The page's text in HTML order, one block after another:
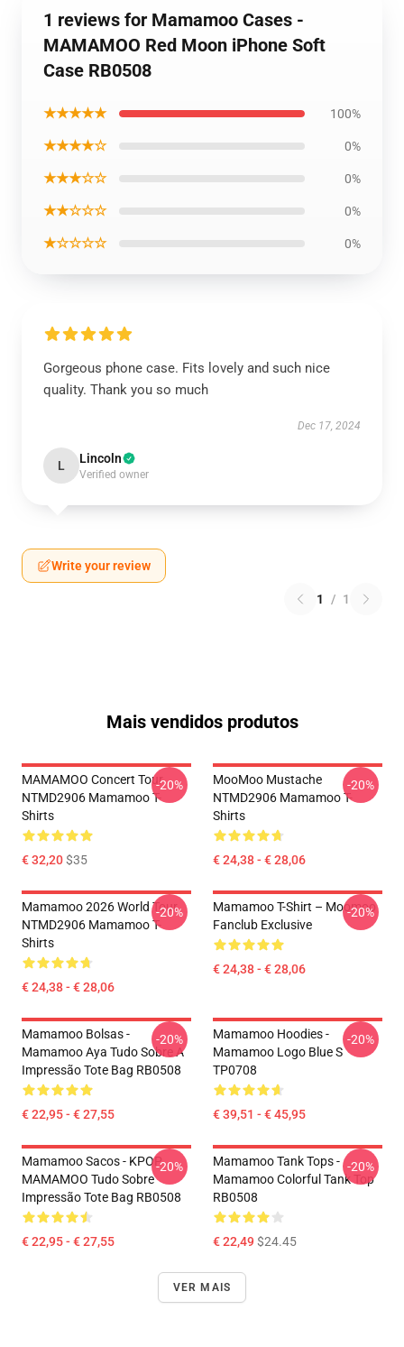
1 reviews for Mamamoo Cases -
MAMAMOO Red Moon iPhone Soft
Case RB0508
★★★★★ 100%
★★★★☆ 0%
★★★☆☆ 0%
★★☆☆☆ 0%
★☆☆☆☆ 0%
Gorgeous phone case. Fits lovely and such nice
quality. Thank you so much
Dec 17, 2024
L Lincoln
Verified owner
Write your review
1 / 1
Mais vendidos produtos
MAMAMOO Concert Tour
NTMD2906 Mamamoo T-
Shirts
€ 32,20$35
-20%
MooMoo Mustache
NTMD2906 Mamamoo T-
Shirts
€ 24,38 - € 28,06
-20%
Mamamoo 2026 World Tour
NTMD2906 Mamamoo T-
Shirts
€ 24,38 - € 28,06
-20%
Mamamoo T-Shirt – Moomoo
Fanclub Exclusive
€ 24,38 - € 28,06
-20%
Mamamoo Bolsas -
Mamamoo Aya Tudo Sobre A
Impressão Tote Bag RB0508
€ 22,95 - € 27,55
-20%
Mamamoo Hoodies -
Mamamoo Logo Blue S
TP0708
€ 39,51 - € 45,95
-20%
Mamamoo Sacos - KPOP
MAMAMOO Tudo Sobre
Impressão Tote Bag RB0508
€ 22,95 - € 27,55
-20%
Mamamoo Tank Tops -
Mamamoo Colorful Tank Top
RB0508
€ 22,49$24.45
-20%
VER MAIS